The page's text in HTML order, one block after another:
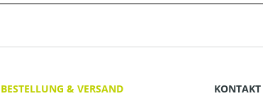
BESTELLUNG & VERSAND
KONTAKT